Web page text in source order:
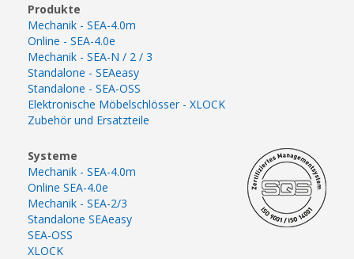
Produkte
Mechanik - SEA-4.0m
Online - SEA-4.0e
Mechanik - SEA-N / 2 / 3
Standalone - SEAeasy
Standalone - SEA-OSS
Elektronische Möbelschlösser - XLOCK
Zubehör und Ersatzteile
Systeme
Mechanik - SEA-4.0m
Online SEA-4.0e
Mechanik - SEA-2/3
Standalone SEAeasy
SEA-OSS
XLOCK